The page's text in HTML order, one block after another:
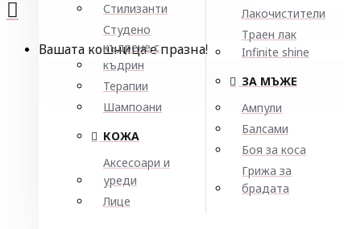
Стилизанти
Студено
къдрене с
къдрин
Терапии
Шампоани
КОЖА
Аксесоари и
уреди
Лице
Лакочистители
Траен лак
Infinite shine
ЗА МЪЖЕ
Ампули
Балсами
Боя за коса
Грижа за
брадата
Вашата кошница е празна!